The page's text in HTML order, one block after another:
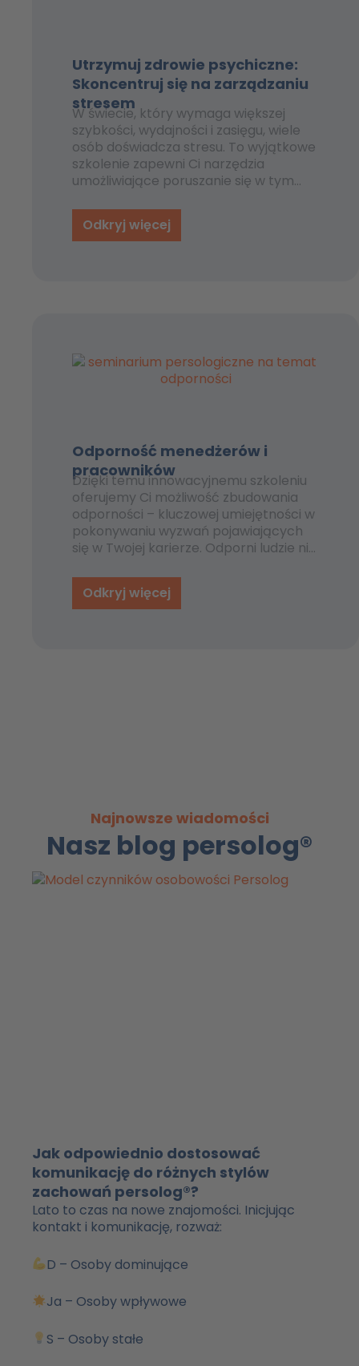
Utrzymuj zdrowie psychiczne:
Skoncentruj się na zarządzaniu
stresem
W świecie, który wymaga większej
szybkości, wydajności i zasięgu, wiele
osób doświadcza stresu. To wyjątkowe
szkolenie zapewni Ci narzędzia
umożliwiające poruszanie się w tym
psychicznego.
Odkryj więcej
Odporność menedżerów i
pracowników
Dzięki temu innowacyjnemu szkoleniu
oferujemy Ci możliwość zbudowania
odporności – kluczowej umiejętności w
pokonywaniu wyzwań pojawiających
się w Twojej karierze. Odporni ludzie nie
po niepowodzeniach, ale także lepiej
wykorzystują te doświadczenia do
rozwoju osobistego i zawodowego.
Odkryj więcej
Najnowsze wiadomości
Nasz blog persolog®
Jak odpowiednio dostosować
komunikację do różnych stylów
zachowań persolog®?
Lato to czas na nowe znajomości. Inicjując
kontakt i komunikację, rozważ:
D – Osoby dominujące
Ja – Osoby wpływowe
S – Osoby stałe